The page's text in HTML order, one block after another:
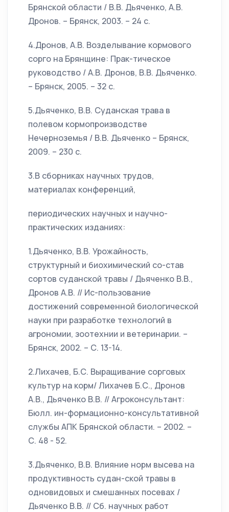
Брянской области / В.В. Дьяченко, А.В.
Дронов. – Брянск, 2003. – 24 с.
4.Дронов, А.В. Возделывание кормового
сорго на Брянщине: Прак-тическое
руководство / А.В. Дронов, В.В. Дьяченко.
– Брянск, 2005. – 32 с.
5.Дьяченко, В.В. Суданская трава в
полевом кормопроизводстве
Нечерноземья / В.В. Дьяченко – Брянск,
2009. – 230 с.
3.В сборниках научных трудов,
материалах конференций,
периодических научных и научно-
практических изданиях:
1.Дьяченко, В.В. Урожайность,
структурный и биохимический со-став
сортов суданской травы / Дьяченко В.В.,
Дронов А.В. // Ис-пользование
достижений современной биологической
науки при разработке технологий в
агрономии, зоотехнии и ветеринарии. –
Брянск, 2002. – С. 13-14.
2.Лихачев, Б.С. Выращивание сорговых
культур на корм/ Лихачев Б.С., Дронов
А.В., Дьяченко В.В. // Агроконсультант:
Бюлл. ин-формационно-консультативной
службы АПК Брянской области. – 2002. –
С. 48 - 52.
3.Дьяченко, В.В. Влияние норм высева на
продуктивность судан-ской травы в
одновидовых и смешанных посевах /
Дьяченко В.В. // Сб. научных работ